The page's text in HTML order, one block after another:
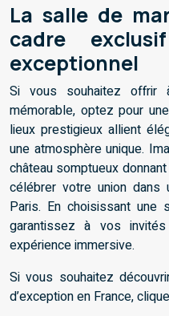
La salle de
cadre
exceptionnel
Si vous souhaitez offrir
mémorable, optez pour
lieux prestigieux allient
une atmosphère unique.
château somptueux
célébrer votre union
Paris. En choisissant
garantissez à vos
expérience immersive.
Si vous souhaitez
d’exception en France,